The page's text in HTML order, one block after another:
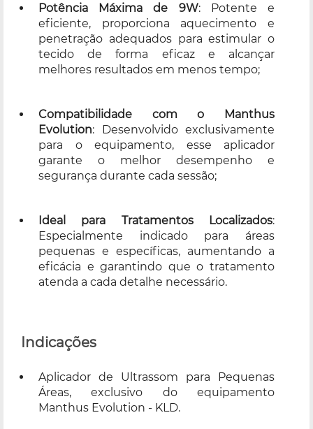
Potência Máxima de 9W: Potente e
eficiente, proporciona aquecimento e
penetração adequados para estimular o
tecido de forma eficaz e alcançar
melhores resultados em menos tempo;
Compatibilidade com o Manthus
Evolution: Desenvolvido exclusivamente
para o equipamento, esse aplicador
garante o melhor desempenho e
segurança durante cada sessão;
Ideal para Tratamentos Localizados:
Especialmente indicado para áreas
pequenas e específicas, aumentando a
eficácia e garantindo que o tratamento
atenda a cada detalhe necessário.
Indicações
Aplicador de Ultrassom para Pequenas
Áreas, exclusivo do equipamento
Manthus Evolution - KLD.